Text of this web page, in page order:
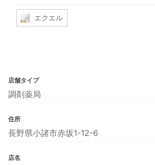
エクエル
店舗タイプ
調剤薬局
住所
長野県小諸市赤坂1-12-6
店名